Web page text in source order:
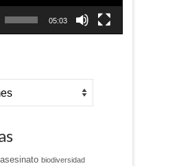
05:03
asesinato biodiversidad